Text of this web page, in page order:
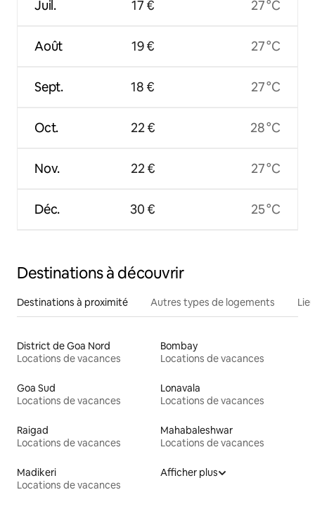
Juil.
Août
Sept.
Oct.
Nov.
Déc.
17 €
19 €
18 €
22 €
22 €
30 €
27 °C
27 °C
27 °C
28 °C
27 °C
25 °C
Destinations à découvrir
Destinations à proximité Autres types de logements
District de Goa Nord
Locations de vacances
Bombay
Locations de vacances
Goa Sud
Locations de vacances
Lonavala
Locations de vacances
Raigad
Locations de vacances
Mahabaleshwar
Locations de vacances
Madikeri
Locations de vacances
Afficher plus